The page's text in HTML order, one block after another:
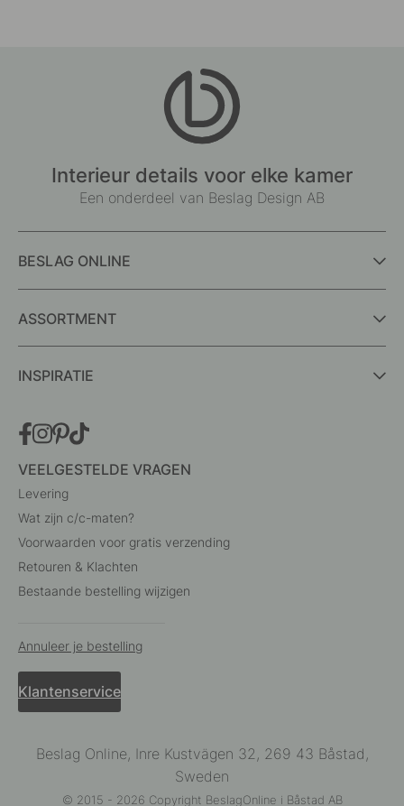
Interieur details voor elke kamer
Een onderdeel van Beslag Design AB
BESLAG ONLINE
ASSORTMENT
INSPIRATIE
VEELGESTELDE VRAGEN
Levering
Wat zijn c/c-maten?
Voorwaarden voor gratis verzending
Retouren & Klachten
Bestaande bestelling wijzigen
Annuleer je bestelling
Klantenservice
Beslag Online, Inre Kustvägen 32, 269 43 Båstad,
Sweden
© 2015 - 2026 Copyright BeslagOnline i Båstad AB